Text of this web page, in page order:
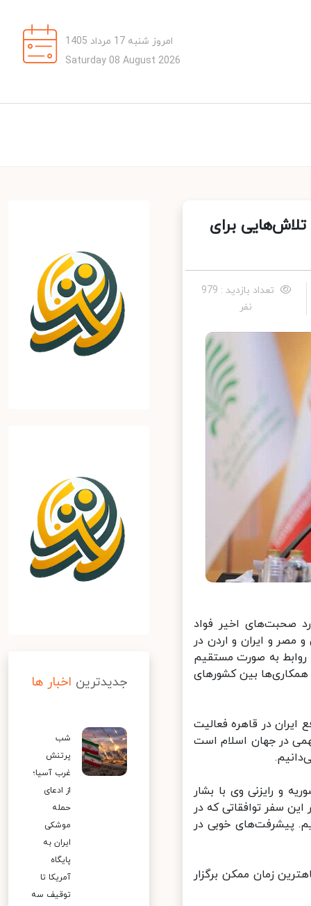
امروز شنبه 17 مرداد 1405
Saturday 08 August 2026
برای
تعداد بازدید : 979
نفر
صحبت‌های اخیر فواد
و ایران و اردن در
روابط به صورت مستقیم
بین کشورهای
در قاهره فعالیت
در جهان اسلام است
و رایزنی وی با بشار
سفر توافقاتی که در
پیشرفت‌های خوبی در
زمان ممکن برگزار
جدیدترین اخبار ها
شب
پرتنش
غرب آسیا؛
از ادعای
حمله
موشکی
ایران به
پایگاه
آمریکا تا
توقیف سه